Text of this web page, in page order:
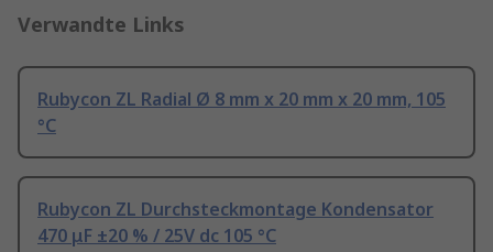
Verwandte Links
Rubycon ZL Radial Ø 8 mm x 20 mm x 20 mm, 105
°C
Rubycon ZL Durchsteckmontage Kondensator
470 μF ±20 % / 25V dc 105 °C